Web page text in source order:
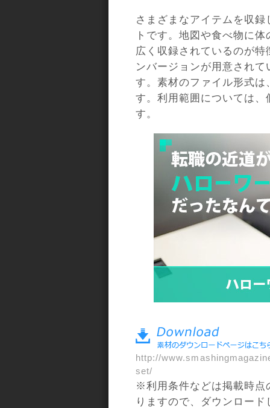
さまざまなアイテムを収
トです。地図や食べ物に
広く収録されているのが
ンバージョンが用意され
す。素材のファイル形式
す。利用範囲については
す。
http://
set/
※利用条件などは掲載時点
りますので、ダウンロー